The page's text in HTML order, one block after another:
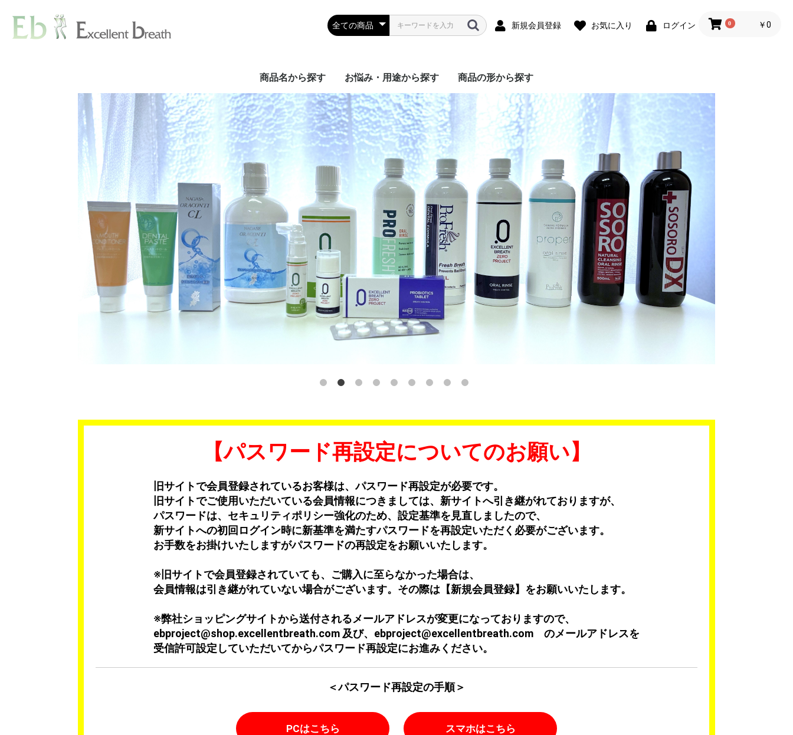
新規会員登録 お気に入り ログイン 0 ￥0
商品名から探す
.0プロジェクト
プロフレッシュ
プロペリ
ソーソーロ
エクセレントブレス
オラコンティ
プロバイオティクス
OraBasik
お悩み・用途から探す
外出先で困ったら
口臭がある
ネバネバ・カラカラす
る
粘膜や舌に不快感があ
る
舌がビリビリする
商品の形から探す
患者様専用商品
リンス・ボトル・液体
ガム・タブレット
歯ブラシ・舌ブラシ・
爪楊枝
ジェル・歯磨き粉
本・その他
【パスワード再設定についてのお願い】
旧サイトで会員登録されているお客様は、パスワード再設定が必要です。
旧サイトでご使用いただいている会員情報につきましては、新サイトへ引き継がれておりますが、
パスワードは、セキュリティポリシー強化のため、設定基準を見直しましたので、
新サイトへの初回ログイン時に新基準を満たすパスワードを再設定いただく必要がございます。
お手数をお掛けいたしますがパスワードの再設定をお願いいたします。
※旧サイトで会員登録されていても、ご購入に至らなかった場合は、
会員情報は引き継がれていない場合がございます。その際は【新規会員登録】をお願いいたします。
※弊社ショッピングサイトから送付されるメールアドレスが変更になっておりますので、
ebproject@shop.excellentbreath.com 及び、ebproject@excellentbreath.com のメールアドレスを
受信許可設定していただいてからパスワード再設定にお進みください。
＜パスワード再設定の手順＞
PCはこちら スマホはこちら